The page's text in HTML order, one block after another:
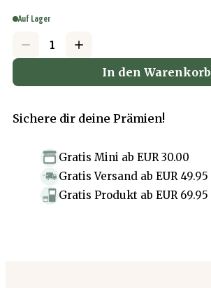
Auf Lager
In den Warenkorb
Sichere dir deine Prämien!
Gratis Mini ab EUR 30.00
Gratis Versand ab EUR 49.95
Gratis Produkt ab EUR 69.95